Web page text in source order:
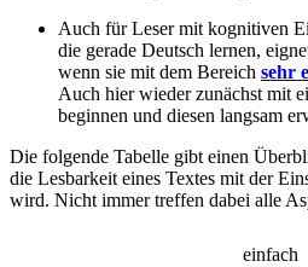
Auch für Leser mit kognitiven
die gerade Deutsch lernen,
wenn sie mit dem Bereich sehr
Auch hier wieder zunächst mit
beginnen und diesen langsam
Die folgende Tabelle gibt einen
die Lesbarkeit eines Textes mit der
wird. Nicht immer treffen dabei alle
einfach